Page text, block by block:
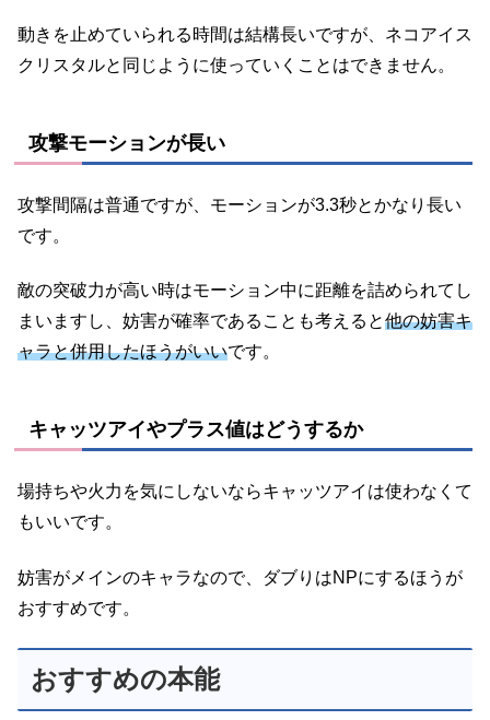
動きを止めていられる時間は結構長いですが、ネコアイス
クリスタルと同じように使っていくことはできません。
攻撃モーションが長い
攻撃間隔は普通ですが、モーションが3.3秒とかなり長い
です。
敵の突破力が高い時はモーション中に距離を詰められてし
まいますし、妨害が確率であることも考えると他の妨害キ
ャラと併用したほうがいいです。
キャッツアイやプラス値はどうするか
場持ちや火力を気にしないならキャッツアイは使わなくて
もいいです。
妨害がメインのキャラなので、ダブりはNPにするほうが
おすすめです。
おすすめの本能